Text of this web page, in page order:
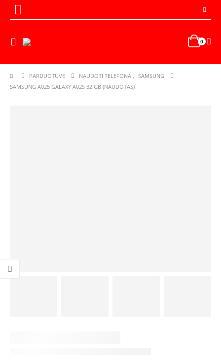
0
PARDUOTUVĖ NAUDOTI TELEFONAI,
SAMSUNG
SAMSUNG A025 GALAXY A02S 32 GB (NAUDOTAS)